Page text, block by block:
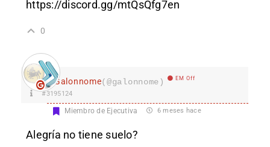
https://discord.gg/mtQsQfg7en
0
Galonnome(@galonnome) EM Off
#3195124
Miembro de Ejecutiva 6 meses hace
Alegría no tiene suelo?